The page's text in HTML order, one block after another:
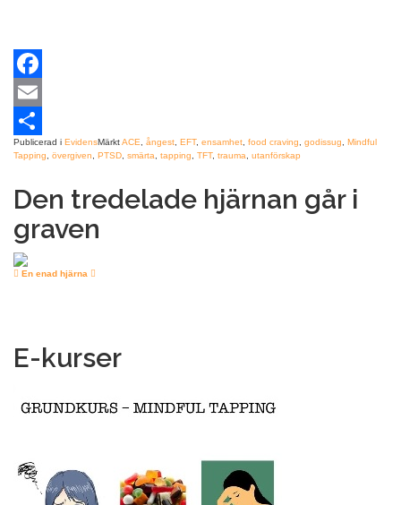
Facebook
Email
Publicerad i EvidensMärktACE, ångest, EFT, ensamhet, food craving, godissug, Mindful
Tapping, övergiven, PTSD, smärta, tapping, TFT, trauma, utanförskap
Den tredelade hjärnan går i
graven
En enad hjärna
E-kurser